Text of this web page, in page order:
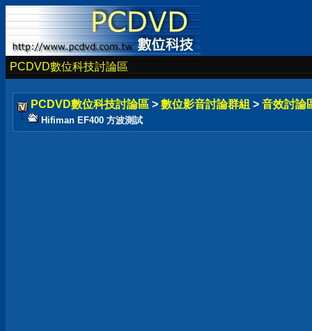
PCDVD數位科技討論區
PCDVD數位科技討論區 > 數位影音討論群組 > 音效討論
Hifiman EF400 方波測試